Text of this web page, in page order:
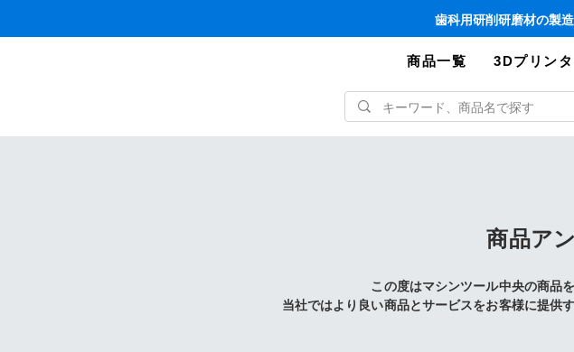
商品一覧 3Dプリン
歯科用研削研磨材の製
商品ア
この度はマシンツール中央の商品
当社ではより良い商品とサービスをお客様に提供